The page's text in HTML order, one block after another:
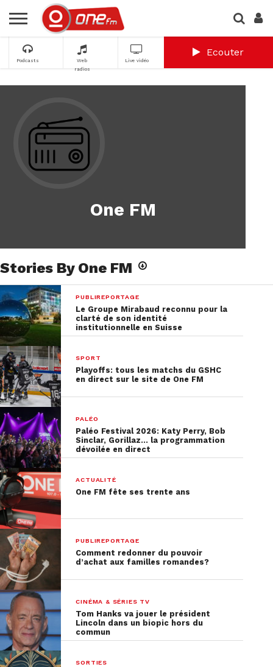
Podcasts
Web
radios
Live vidéo
Ecouter
One FM
Stories By One FM
PUBLIREPORTAGE
Le Groupe Mirabaud reconnu pour la
clarté de son identité
institutionnelle en Suisse
SPORT
Playoffs: tous les matchs du GSHC
en direct sur le site de One FM
PALÉO
Paléo Festival 2026: Katy Perry, Bob
Sinclar, Gorillaz… la programmation
dévoilée en direct
ACTUALITÉ
One FM fête ses trente ans
PUBLIREPORTAGE
Comment redonner du pouvoir
d’achat aux familles romandes?
CINÉMA & SÉRIES TV
Tom Hanks va jouer le président
Lincoln dans un biopic hors du
commun
SORTIES